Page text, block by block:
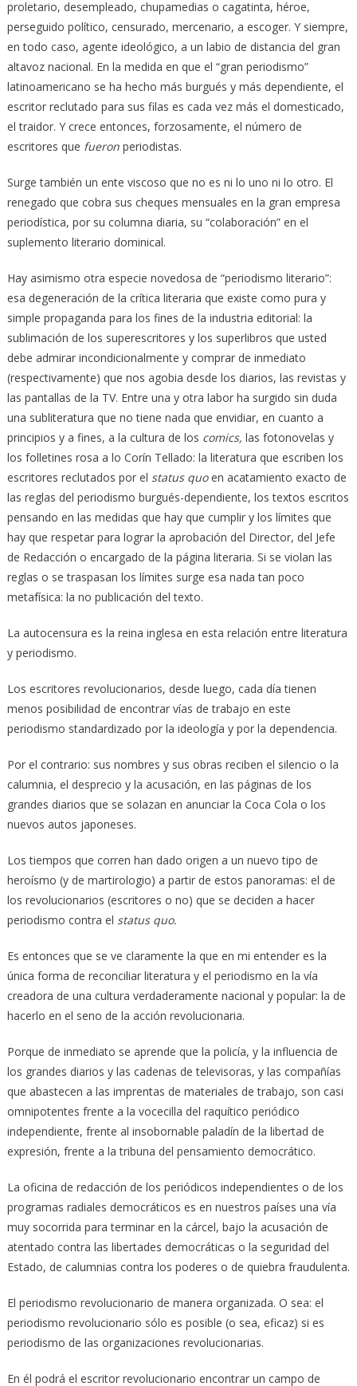
proletario, desempleado, chupamedias o cagatinta, héroe,
perseguido político, censurado, mercenario, a escoger. Y siempre,
en todo caso, agente ideológico, a un labio de distancia del gran
altavoz nacional. En la medida en que el “gran periodismo”
latinoamericano se ha hecho más burgués y más dependiente, el
escritor reclutado para sus filas es cada vez más el domesticado,
el traidor. Y crece entonces, forzosamente, el número de
escritores que fueronperiodistas.
Surge también un ente viscoso que no es ni lo uno ni lo otro. El
renegado que cobra sus cheques mensuales en la gran empresa
periodística, por su columna diaria, su “colaboración” en el
suplemento literario dominical.
Hay asimismo otra especie novedosa de “periodismo literario”:
esa degeneración de la crítica literaria que existe como pura y
simple propaganda para los fines de la industria editorial: la
sublimación de los superescritores y los superlibros que usted
debe admirar incondicionalmente y comprar de inmediato
(respectivamente) que nos agobia desde los diarios, las revistas y
las pantallas de la TV. Entre una y otra labor ha surgido sin duda
una subliteratura que no tiene nada que envidiar, en cuanto a
principios y a fines, a la cultura de los comics, las fotonovelas y
los folletines rosa a lo Corín Tellado: la literatura que escriben los
escritores reclutados por el status quoen acatamiento exacto de
las reglas del periodismo burgués-dependiente, los textos escritos
pensando en las medidas que hay que cumplir y los límites que
hay que respetar para lograr la aprobación del Director, del Jefe
de Redacción o encargado de la página literaria. Si se violan las
reglas o se traspasan los límites surge esa nada tan poco
metafísica: la no publicación del texto.
La autocensura es la reina inglesa en esta relación entre literatura
y periodismo.
Los escritores revolucionarios, desde luego, cada día tienen
menos posibilidad de encontrar vías de trabajo en este
periodismo standardizado por la ideología y por la dependencia.
Por el contrario: sus nombres y sus obras reciben el silencio o la
calumnia, el desprecio y la acusación, en las páginas de los
grandes diarios que se solazan en anunciar la Coca Cola o los
nuevos autos japoneses.
Los tiempos que corren han dado origen a un nuevo tipo de
heroísmo (y de martirologio) a partir de estos panoramas: el de
los revolucionarios (escritores o no) que se deciden a hacer
periodismo contra el status quo.
Es entonces que se ve claramente la que en mi entender es la
única forma de reconciliar literatura y el periodismo en la vía
creadora de una cultura verdaderamente nacional y popular: la de
hacerlo en el seno de la acción revolucionaria.
Porque de inmediato se aprende que la policía, y la influencia de
los grandes diarios y las cadenas de televisoras, y las compañías
que abastecen a las imprentas de materiales de trabajo, son casi
omnipotentes frente a la vocecilla del raquítico periódico
independiente, frente al insobornable paladín de la libertad de
expresión, frente a la tribuna del pensamiento democrático.
La oficina de redacción de los periódicos independientes o de los
programas radiales democráticos es en nuestros países una vía
muy socorrida para terminar en la cárcel, bajo la acusación de
atentado contra las libertades democráticas o la seguridad del
Estado, de calumnias contra los poderes o de quiebra fraudulenta.
El periodismo revolucionario de manera organizada. O sea: el
periodismo revolucionario sólo es posible (o sea, eficaz) si es
periodismo de las organizaciones revolucionarias.
En él podrá el escritor revolucionario encontrar un campo de